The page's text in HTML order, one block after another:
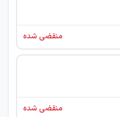
منقضی شده
منقضی شده